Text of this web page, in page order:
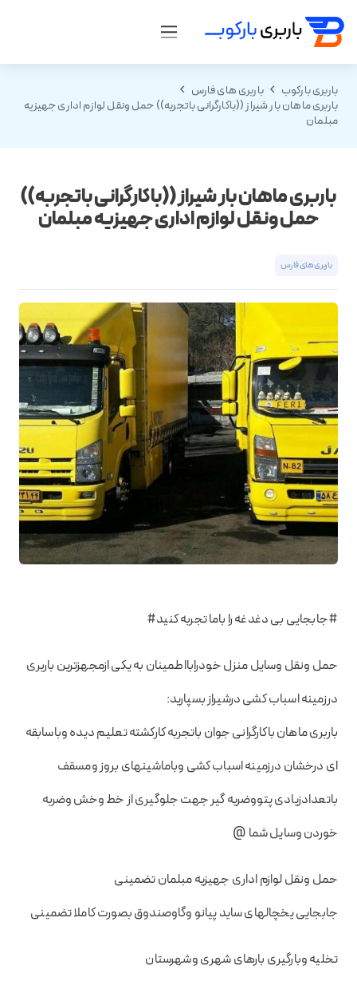
باربری بارکوب
باربری های فارس
باربری ماهان بار شیراز ((باکارگرانی باتجربه)) حمل ونقل لوازم اداری جهیزیه
مبلمان
باربری ماهان بار شیراز ((باکارگرانی باتجربه))
حمل ونقل لوازم اداری جهیزیه مبلمان
باربری های فارس
#جابجایی بی دغدغه را باما تجربه کنید#
حمل ونقل وسایل منزل خودرابااطمینان به یکی ازمجهزترین باربری
درزمینه اسباب کشی درشیراز بسپارید:
باربری ماهان باکارگرانی جوان باتجربه کارکشته تعلیم دیده وباسابقه
ای درخشان درزمینه اسباب کشی وباماشینهای بروز ومسقف
باتعدادزیادی پتووضریه گیر جهت جلوگیری از خط وخش وضربه
خوردن وسایل شما @
حمل ونقل لوازم اداری جهیزیه مبلمان تضمینی
جابجایی یخچالهای ساید پیانو وگاوصندوق بصورت کاملا تضمینی
تخلیه وبارگیری بارهای شهری وشهرستان